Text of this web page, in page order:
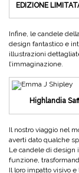
EDIZIONE
Infine, le candele
design fantastico e
illustrazioni
l’immaginazione.
Highlandia
Il nostro viaggio nel
averti dato qualche
Le candele di design
funzione,
Il loro impatto visivo